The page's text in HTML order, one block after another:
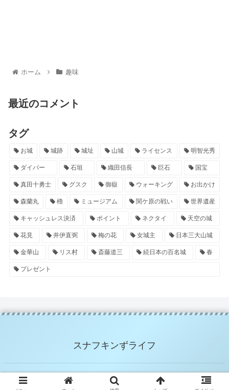
ホーム 趣味
最近のコメント
タグ
お城 城跡 城址 山城 ライセンス 明智光秀
ダイバー 石垣 織田信長 巨石 国宝
真田十勇士 グスク 御嶽 ウォーキング お出かけ
森蘭丸 櫓 ミュージアム 関ケ原の戦い 世界遺産
キャッシュレス決済 ポイント ネクタイ 天空の城
花見 井伊直弼 梅の花 女城主 日本三大山城
金華山 リス村 斎藤道三 続日本の百名城 春
プレゼント
スナフキンずライフ
© 2020 スナフキンずライフ.